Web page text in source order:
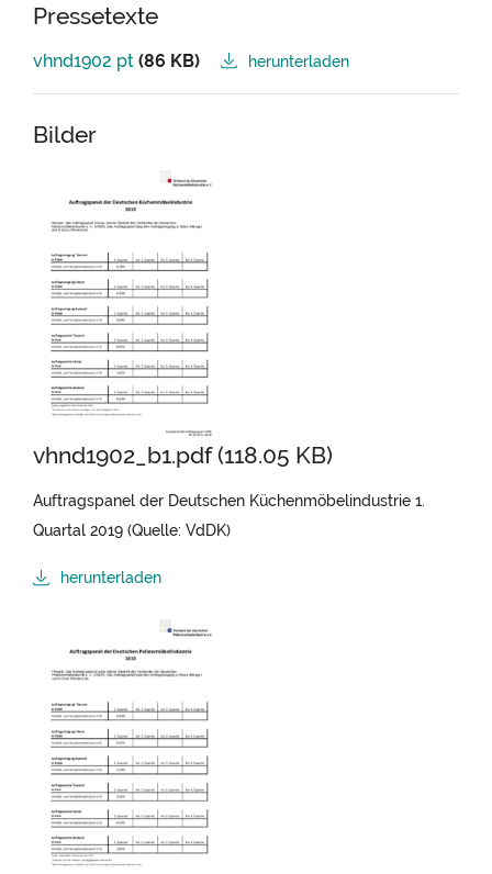
Pressetexte
vhnd1902 pt (86 KB) herunterladen
Bilder
vhnd1902_b1.pdf (118.05 KB)
Auftragspanel der Deutschen Küchenmöbelindustrie 1.
Quartal 2019 (Quelle: VdDK)
herunterladen